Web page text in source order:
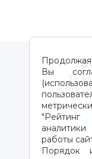
Продолжая
Вы
"Рейтинг
работы
Порядок
с 9:00